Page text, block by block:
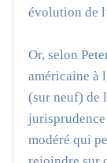
évolution de
Or, selon
américaine à
(sur neuf) de
modéré qui